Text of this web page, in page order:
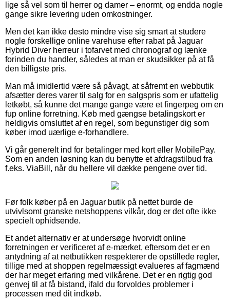
lige så vel som til herrer og damer – enormt, og endda nogle
gange sikre levering uden omkostninger.
Men det kan ikke desto mindre vise sig smart at studere
nogle forskellige online varehuse efter rabat på Jaguar
Hybrid Diver herreur i tofarvet med chronograf og lænke
forinden du handler, således at man er skudsikker på at få
den billigste pris.
Man må imidlertid være så påvagt, at såfremt en webbutik
afsætter deres varer til salg for en salgspris som er ufattelig
letkøbt, så kunne det mange gange være et fingerpeg om en
fup online forretning. Køb med gængse betalingskort er
heldigvis omsluttet af en regel, som begunstiger dig som
køber imod uærlige e-forhandlere.
Vi går generelt ind for betalinger med kort eller MobilePay.
Som en anden løsning kan du benytte et afdragstilbud fra
f.eks. ViaBill, når du hellere vil dække pengene over tid.
Før folk køber på en Jaguar butik på nettet burde de
utvivlsomt granske netshoppens vilkår, dog er det ofte ikke
specielt ophidsende.
Et andet alternativ er at undersøge hvorvidt online
forretningen er verificeret af e-mærket, eftersom det er en
antydning af at netbutikken respekterer de opstillede regler,
tillige med at shoppen regelmæssigt evalueres af fagmænd
der har meget erfaring med vilkårene. Det er en rigtig god
genvej til at få bistand, ifald du forvoldes problemer i
processen med dit indkøb.